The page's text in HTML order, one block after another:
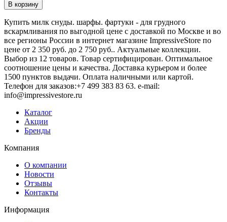
В корзину
Купить милк снуды. шарфы. фартуки - для грудного
вскармливания по выгодной цене с доставкой по Москве и во
все регионы России в интернет магазине ImpressiveStore по
цене от 2 350 руб. до 2 750 руб.. Актуальные коллекции.
Выбор из 12 товаров. Товар сертифицирован. Оптимальное
соотношение цены и качества. Доставка курьером и более
1500 пунктов выдачи. Оплата наличными или картой.
Телефон для заказов:+7 499 383 83 63. e-mail:
info@impressivestore.ru
Каталог
Акции
Бренды
Компания
О компании
Новости
Отзывы
Контакты
Информация